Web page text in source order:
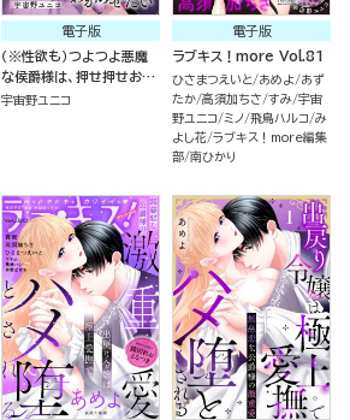
電子版
（※性欲も）つよつよ悪魔
な侯爵様は、押せ押せおし
かけ姫をとろぱちゅ交尾で
宇宙野ユニコ
電子版
ラブキス！more Vol.81
ひさまつえいと あめよ
あず
たか 高須加ちさ すみ 宇宙
野ユニコ
ミノ 飛鳥ハルコ み
よし花 ラブキス！more編集
部 南ひかり